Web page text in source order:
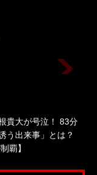
貴大が号泣！ 83分
う出来事」とは？
覇】